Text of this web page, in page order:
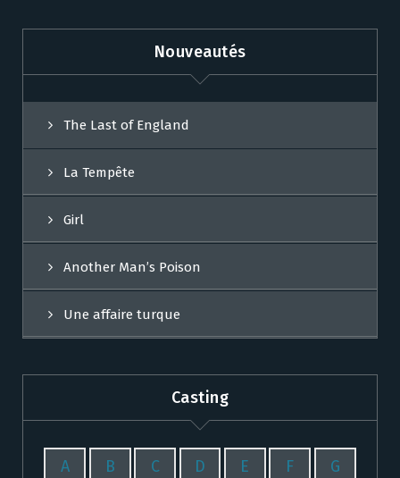
Nouveautés
The Last of England
La Tempête
Girl
Another Man’s Poison
Une affaire turque
Casting
A B C D E F G